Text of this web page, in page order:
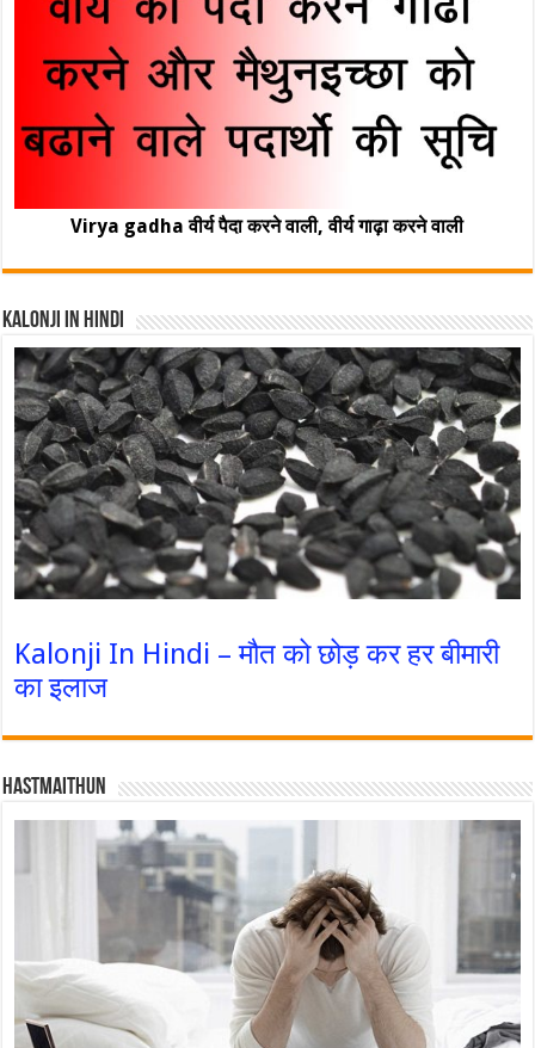
Virya gadha वीर्य पैदा करने वाली, वीर्य गाढ़ा करने वाली
Kalonji In Hindi
Kalonji In Hindi – मौत को छोड़ कर हर बीमारी
का इलाज
Hastmaithun